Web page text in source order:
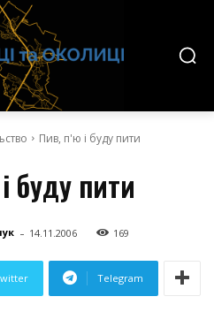
Пив, п'ю і буду пити
буду пити
- 14.11.2006 169
Telegram